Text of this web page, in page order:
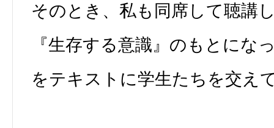
そのとき、私も同席して聴講
『生存する意識』のもとにな
をテキストに学生たちを交え